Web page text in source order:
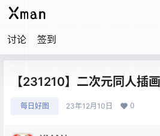
讨论 签到
【231210】二次元同人插
每日好图 23年12月10日 0